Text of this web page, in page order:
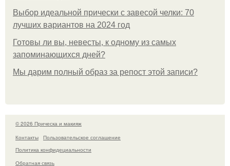
Выбор идеальной прически с завесой челки: 70
лучших вариантов на 2024 год
Готовы ли вы, невесты, к одному из самых
запоминающихся дней?
Мы дарим полный образ за репост этой записи?
© 2026 Прическа и макияж
Контакты
Пользовательское соглашение
Политика конфидециальности
Обратная связь